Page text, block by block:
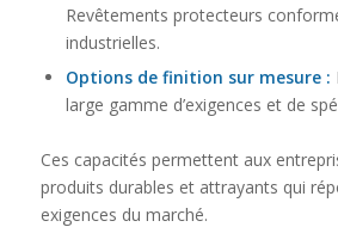
Revêtements protecteurs
industrielles.
Options de finition sur mesure :
large gamme d’exigences et de
Ces capacités permettent aux
produits durables et attrayants qui
exigences du marché.